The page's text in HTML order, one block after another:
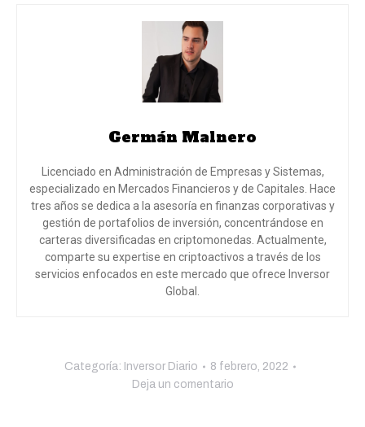
Germán Malnero
Licenciado en Administración de Empresas y Sistemas,
especializado en Mercados Financieros y de Capitales. Hace
tres años se dedica a la asesoría en finanzas corporativas y
gestión de portafolios de inversión, concentrándose en
carteras diversificadas en criptomonedas. Actualmente,
comparte su expertise en criptoactivos a través de los
servicios enfocados en este mercado que ofrece Inversor
Global.
Categoría: Inversor Diario
8 febrero, 2022
Deja un comentario